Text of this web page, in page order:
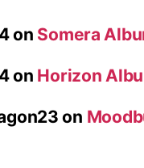
on Somera
on Horizon
on